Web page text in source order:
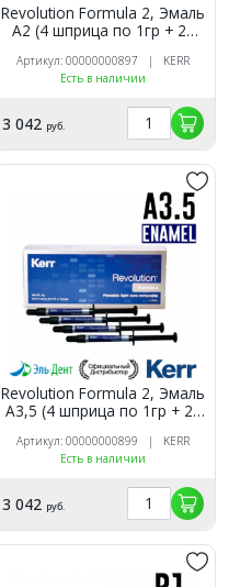
Revolution Formula 2, Эмаль
A2 (4 шприца по 1гр + 20
композитный материал,
29494, Kerr
Артикул: 00000000897 | KERR
Есть в наличии
3 042 руб.
Revolution Formula 2, Эмаль
A3,5 (4 шприца по 1гр + 20
композитный материал,
29496, Kerr
Артикул: 00000000899 | KERR
Есть в наличии
3 042 руб.